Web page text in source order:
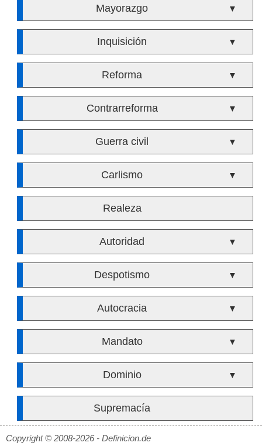
Mayorazgo ▼
Inquisición ▼
Reforma ▼
Contrarreforma ▼
Guerra civil ▼
Carlismo ▼
Realeza
Autoridad ▼
Despotismo ▼
Autocracia ▼
Mandato ▼
Dominio ▼
Supremacía
Copyright © 2008-2026 - Definicion.de